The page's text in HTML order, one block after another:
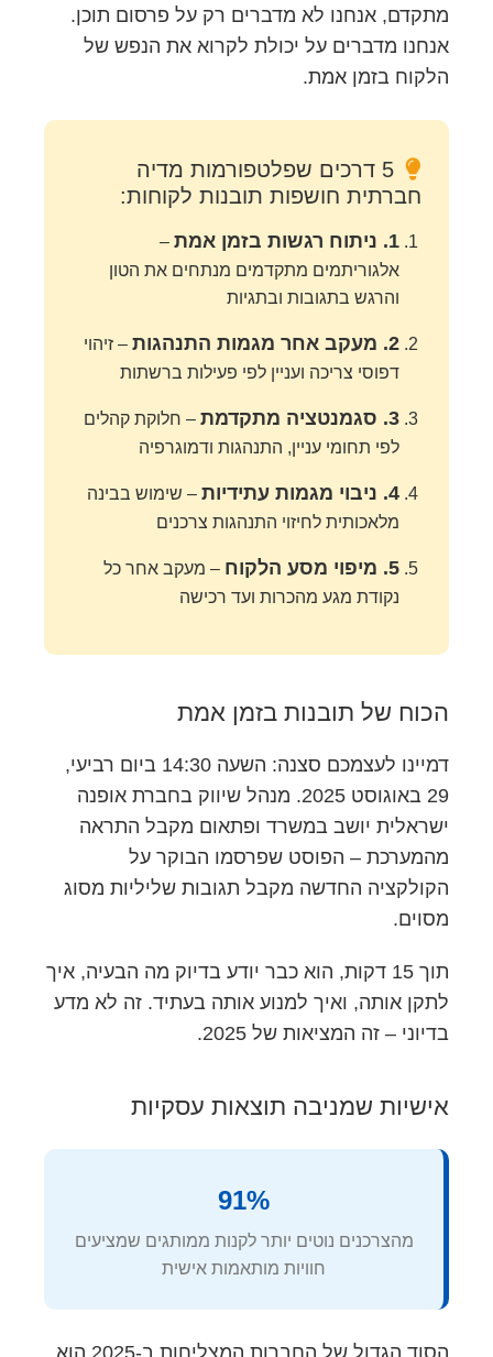
מתקדם, אנחנו לא מדברים רק על פרסום תוכן.
אנחנו מדברים על יכולת לקרוא את הנפש של
הלקוח בזמן אמת.
5 דרכים שפלטפורמות מדיה
חברתית חושפות תובנות לקוחות:
1. ניתוח רגשות בזמן אמת
–
אלגוריתמים מתקדמים מנתחים את הטון
והרגש בתגובות ובתגיות
2. מעקב אחר מגמות התנהגות
– זיהוי
דפוסי צריכה ועניין לפי פעילות ברשתות
3. סגמנטציה מתקדמת
– חלוקת קהלים
לפי תחומי עניין, התנהגות ודמוגרפיה
4. ניבוי מגמות עתידיות
– שימוש בבינה
מלאכותית לחיזוי התנהגות צרכנים
5. מיפוי מסע הלקוח
– מעקב אחר כל
נקודת מגע מהכרות ועד רכישה
הכוח של תובנות בזמן אמת
דמיינו לעצמכם סצנה: השעה 14:30 ביום רביעי,
29 באוגוסט 2025. מנהל שיווק בחברת אופנה
ישראלית יושב במשרד ופתאום מקבל התראה
מהמערכת – הפוסט שפרסמו הבוקר על
הקולקציה החדשה מקבל תגובות שליליות מסוג
מסוים.
תוך 15 דקות, הוא כבר יודע בדיוק מה הבעיה, איך
לתקן אותה, ואיך למנוע אותה בעתיד. זה לא מדע
בדיוני – זה המציאות של 2025.
אישיות שמניבה תוצאות עסקיות
91%
מהצרכנים נוטים יותר לקנות ממותגים שמציעים
חוויות מותאמות אישית